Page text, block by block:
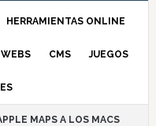
HERRAMIENTAS ONLINE
WEBS CMS JUEGOS
MAPS A LOS MACS